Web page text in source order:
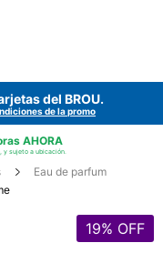
del BROU.
de la promo
AHORA
y sujeto a ubicación.
Eau de parfum
19% OFF